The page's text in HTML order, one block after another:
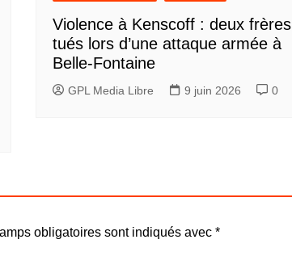
Violence à Kenscoff : deux frères
tués lors d’une attaque armée à
Belle-Fontaine
GPL Media Libre 9 juin 2026 0
obligatoires sont indiqués avec *